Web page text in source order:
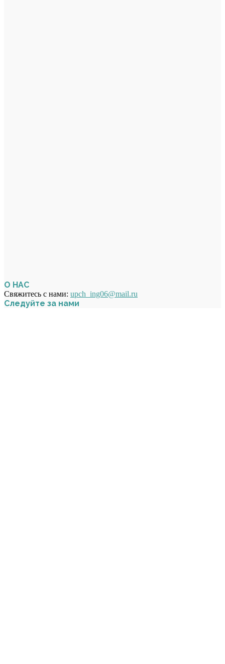
О НАС
Свяжитесь с нами: upch_ing06@mail.ru
Следуйте за нами